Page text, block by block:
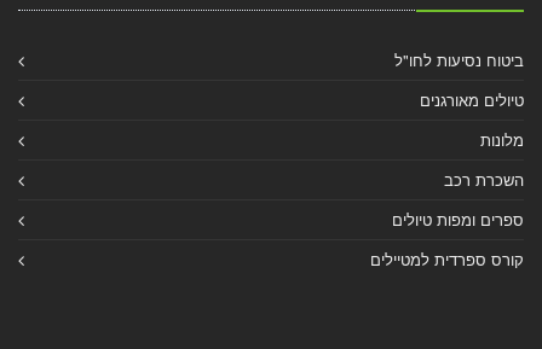
ביטוח נסיעות לחו"ל
טיולים מאורגנים
מלונות
השכרת רכב
ספרים ומפות טיולים
קורס ספרדית למטיילים